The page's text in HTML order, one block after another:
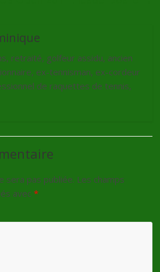
retraité, golfeur assidu, ancien
ex-tennisman, ex-cordeur
de raquettes de tennis,
sera pas publiée. Les champs
avec*